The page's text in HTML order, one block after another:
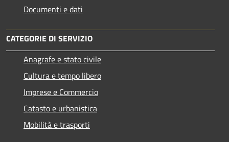
Documenti e dati
CATEGORIE DI SERVIZIO
Anagrafe e stato civile
Cultura e tempo libero
Imprese e Commercio
Catasto e urbanistica
Mobilità e trasporti